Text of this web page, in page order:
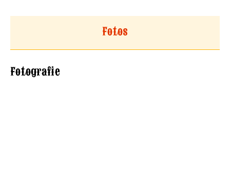
Fotos
Fotografie